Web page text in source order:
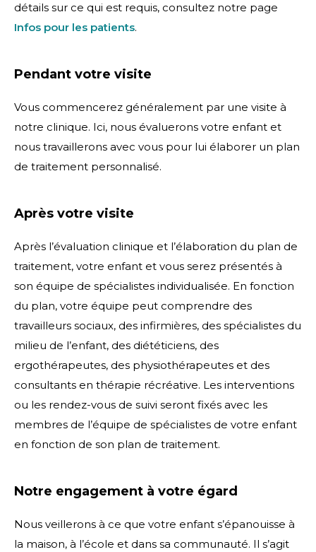
détails sur ce qui est requis, consultez notre page
Infos pour les patients.
Pendant votre visite
Vous commencerez généralement par une visite à
notre clinique. Ici, nous évaluerons votre enfant et
nous travaillerons avec vous pour lui élaborer un plan
de traitement personnalisé.
Après votre visite
Après l’évaluation clinique et l’élaboration du plan de
traitement, votre enfant et vous serez présentés à
son équipe de spécialistes individualisée. En fonction
du plan, votre équipe peut comprendre des
travailleurs sociaux, des infirmières, des spécialistes du
milieu de l’enfant, des diététiciens, des
ergothérapeutes, des physiothérapeutes et des
consultants en thérapie récréative. Les interventions
ou les rendez-vous de suivi seront fixés avec les
membres de l’équipe de spécialistes de votre enfant
en fonction de son plan de traitement.
Notre engagement à votre égard
Nous veillerons à ce que votre enfant s’épanouisse à
la maison, à l’école et dans sa communauté. Il s’agit